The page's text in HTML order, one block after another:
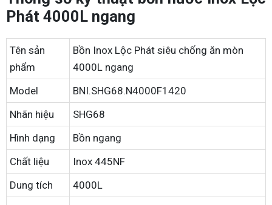
Phát 4000L ngang
Tên sản
phẩm
Bồn Inox Lộc Phát siêu chống ăn mòn
4000L ngang
Model
BNI.SHG68.N4000F1420
Nhãn hiệu
SHG68
Hình dạng
Bồn ngang
Chất liệu
Inox 445NF
Dung tích
4000L